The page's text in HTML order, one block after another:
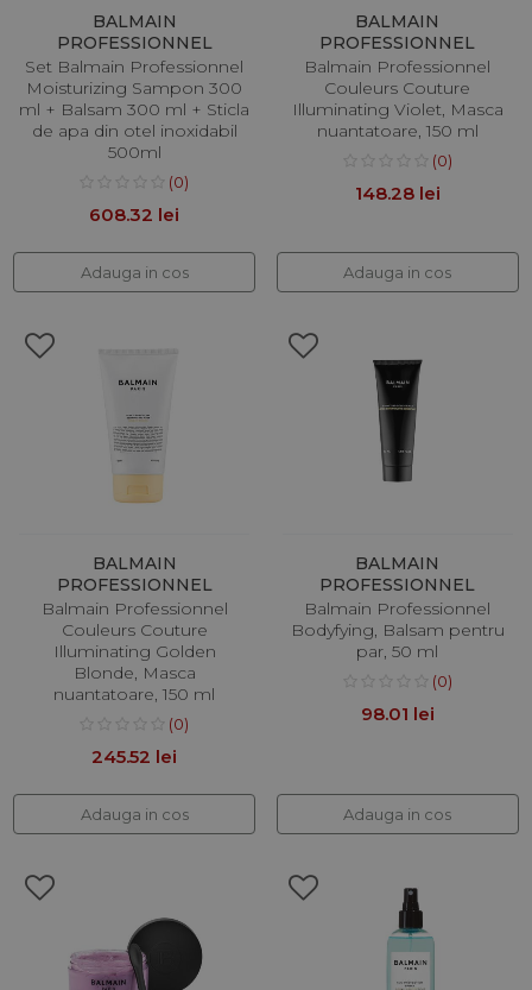
BALMAIN
PROFESSIONNEL
Set Balmain Professionnel
Moisturizing Sampon 300
ml + Balsam 300 ml + Sticla
de apa din otel inoxidabil
500ml
(0)
608.32 lei
Adauga in cos
BALMAIN
PROFESSIONNEL
Balmain Professionnel
Couleurs Couture
Illuminating Violet, Masca
nuantatoare, 150 ml
(0)
148.28 lei
Adauga in cos
BALMAIN
PROFESSIONNEL
Balmain Professionnel
Couleurs Couture
Illuminating Golden
Blonde, Masca
nuantatoare, 150 ml
(0)
245.52 lei
Adauga in cos
BALMAIN
PROFESSIONNEL
Balmain Professionnel
Bodyfying, Balsam pentru
par, 50 ml
(0)
98.01 lei
Adauga in cos